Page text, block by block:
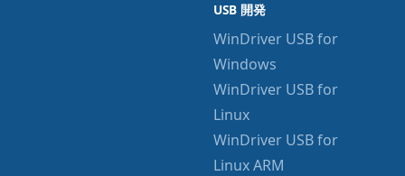
USB 開発
WinDriver USB for
Windows
WinDriver USB for
Linux
WinDriver USB for
Linux ARM